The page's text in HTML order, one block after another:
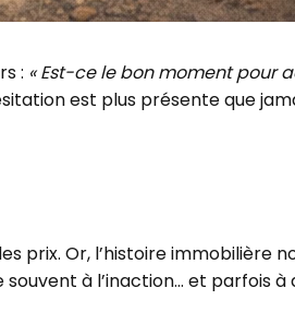
: « Est-ce le bon moment pour
est plus présente que
prix. Or, l’histoire immobilière
à l’inaction… et parfois à